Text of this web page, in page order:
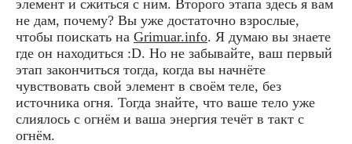
элемент и сжиться с ним. Второго этапа здесь я вам
не дам, почему? Вы уже достаточно взрослые,
чтобы поискать на Grimuar.info. Я думаю вы знаете
где он находиться :D. Но не забывайте, ваш первый
этап закончиться тогда, когда вы начнёте
чувствовать свой элемент в своём теле, без
источника огня. Тогда знайте, что ваше тело уже
слиялось с огнём и ваша энергия течёт в такт с
огнём.